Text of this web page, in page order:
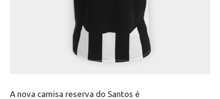
A nova camisa reserva do Santos é